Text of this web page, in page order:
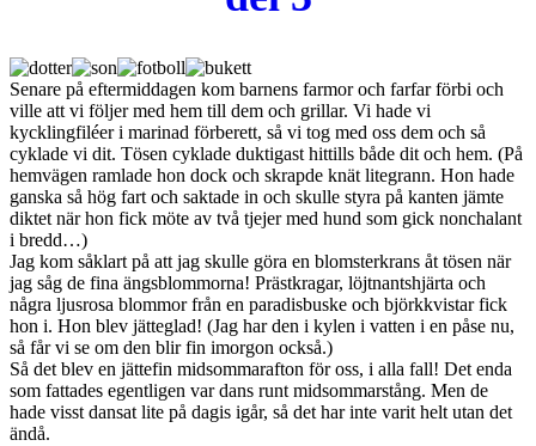
Senare på eftermiddagen kom barnens farmor och farfar förbi och
ville att vi följer med hem till dem och grillar. Vi hade vi
kycklingfiléer i marinad förberett, så vi tog med oss dem och så
cyklade vi dit. Tösen cyklade duktigast hittills både dit och hem. (På
hemvägen ramlade hon dock och skrapde knät litegrann. Hon hade
ganska så hög fart och saktade in och skulle styra på kanten jämte
diktet när hon fick möte av två tjejer med hund som gick nonchalant
i bredd…)
Jag kom såklart på att jag skulle göra en blomsterkrans åt tösen när
jag såg de fina ängsblommorna! Prästkragar, löjtnantshjärta och
några ljusrosa blommor från en paradisbuske och björkkvistar fick
hon i. Hon blev jätteglad! (Jag har den i kylen i vatten i en påse nu,
så får vi se om den blir fin imorgon också.)
Så det blev en jättefin midsommarafton för oss, i alla fall! Det enda
som fattades egentligen var dans runt midsommarstång. Men de
hade visst dansat lite på dagis igår, så det har inte varit helt utan det
ändå.